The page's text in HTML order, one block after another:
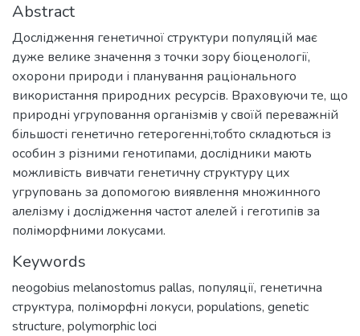
Abstract
Дослідження генетичної структури популяцій має
дуже велике значення з точки зору біоценології,
охорони природи і планування раціонального
використання природних ресурсів. Враховуючи те, що
природні угруповання організмів у своїй переважній
більшості генетично гетерогенні,тобто складються із
особин з різними генотипами, дослідники мають
можливість вивчати генетичну структуру цих
угруповань за допомогою виявлення множинного
алелізму і дослідження частот алелей і геготипів за
поліморфними локусами.
Keywords
neogobius melanostomus pallas, популяції, генетична
структура, поліморфні локуси, populations, genetic
structure, polymorphic loci